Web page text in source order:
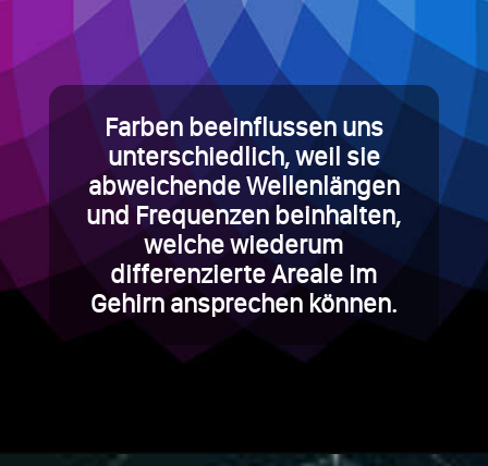
Farben beeinflussen uns
unterschiedlich, weil sie
abweichende Wellenlängen
und Frequenzen beinhalten,
welche wiederum
differenzierte Areale im
Gehirn ansprechen können.